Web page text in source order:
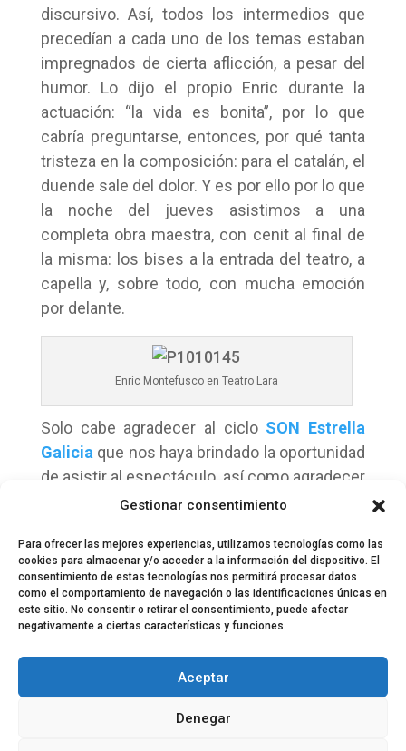
Gestionar consentimiento
Para ofrecer las mejores experiencias, utilizamos tecnologías como las
cookies para almacenar y/o acceder a la información del dispositivo. El
consentimiento de estas tecnologías nos permitirá procesar datos
como el comportamiento de navegación o las identificaciones únicas en
este sitio. No consentir o retirar el consentimiento, puede afectar
negativamente a ciertas características y funciones.
Aceptar
Denegar
discursivo. Así, todos los intermedios que
precedían a cada uno de los temas estaban
impregnados de cierta aflicción, a pesar del
humor. Lo dijo el propio Enric durante la
actuación: “la vida es bonita”, por lo que
cabría preguntarse, entonces, por qué tanta
tristeza en la composición: para el catalán, el
duende sale del dolor. Y es por ello por lo que
la noche del jueves asistimos a una
completa obra maestra, con cenit al final de
la misma: los bises a la entrada del teatro, a
capella y, sobre todo, con mucha emoción
por delante.
Enric Montefusco en Teatro Lara
Solo cabe agradecer al ciclo SON Estrella
Galicia que nos haya brindado la oportunidad
de asistir al espectáculo, así como agradecer
al propio Enric Montefusco que haya nacido
Equipo EPDLT Contacto